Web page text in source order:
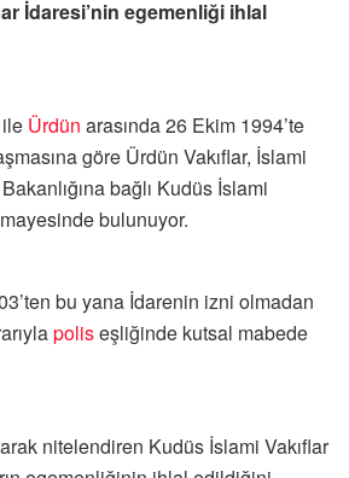
İdaresi’nin egemenliği ihlal
Ürdün arasında 26 Ekim 1994’te
göre Ürdün Vakıflar, İslami
bağlı Kudüs İslami
bulunuyor.
bu yana İdarenin izni olmadan
poliseşliğinde kutsal mabede
nitelendiren Kudüs İslami Vakıflar